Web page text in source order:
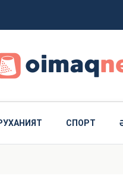
СПОРТ